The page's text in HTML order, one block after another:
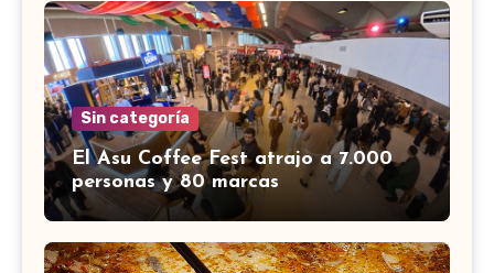
Sin categoría
El Asu Coffee Fest atrajo a 7.000
personas y 80 marcas